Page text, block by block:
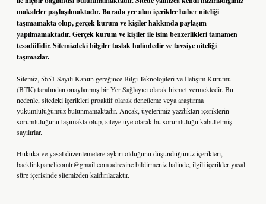
makaleler paylaşılmaktadır. Burada yer alan içerikler haber niteliği
taşımamakta olup, gerçek kurum ve kişiler hakkında paylaşım
yapılmamaktadır. Gerçek kurum ve kişiler ile isim benzerlikleri tamamen
tesadüfidir. Sitemizdeki bilgiler taslak halindedir ve tavsiye niteliği
taşımazlar.
Sitemiz, 5651 Sayılı Kanun gereğince Bilgi Teknolojileri ve İletişim Kurumu
(BTK) tarafından onaylanmış bir Yer Sağlayıcı olarak hizmet vermektedir. Bu
nedenle, sitedeki içerikleri proaktif olarak denetleme veya araştırma
yükümlülüğümüz bulunmamaktadır. Ancak, üyelerimiz yazdıkları içeriklerin
sorumluluğunu taşımakta olup, siteye üye olarak bu sorumluluğu kabul etmiş
sayılırlar.
Hukuka ve yasal düzenlemelere aykırı olduğunu düşündüğünüz içerikleri,
backlinkpanelicomtr@gmail.comadresine bildirmeniz halinde, ilgili içerikler yasal
süre içerisinde sitemizden kaldırılacaktır.